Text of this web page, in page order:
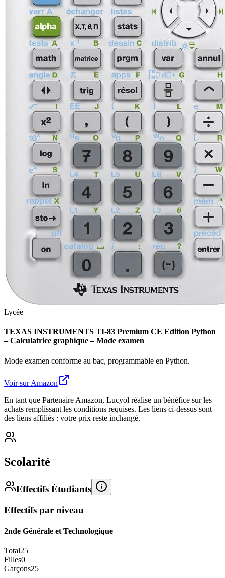
Lycée
TEXAS INSTRUMENTS TI-83 Premium CE Edition Python
– Calculatrice graphique – Mode examen
Mode examen conforme au bac, programmable en Python.
Voir sur Amazon
En tant que Partenaire Amazon, Lucyol réalise un bénéfice sur les
achats remplissant les conditions requises. Les liens ci-dessus sont
des liens affiliés : votre prix reste inchangé.
Scolarité
Effectifs Étudiants
Effectifs par niveau
2nde Générale et Technologique
Total25
Filles0
Garçons25